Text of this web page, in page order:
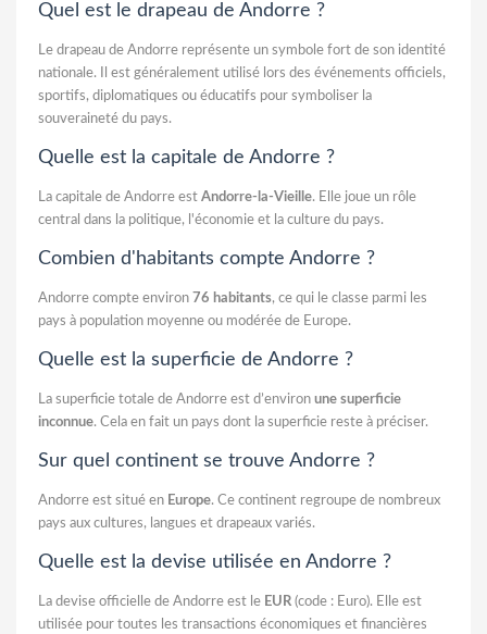
Quel est le drapeau de Andorre ?
Le drapeau de Andorre représente un symbole fort de son identité
nationale. Il est généralement utilisé lors des événements officiels,
sportifs, diplomatiques ou éducatifs pour symboliser la
souveraineté du pays.
Quelle est la capitale de Andorre ?
La capitale de Andorre est Andorre-la-Vieille. Elle joue un rôle
central dans la politique, l'économie et la culture du pays.
Combien d'habitants compte Andorre ?
Andorre compte environ 76 habitants, ce qui le classe parmi les
pays à population moyenne ou modérée de Europe.
Quelle est la superficie de Andorre ?
La superficie totale de Andorre est d’environ une superficie
inconnue. Cela en fait un pays dont la superficie reste à préciser.
Sur quel continent se trouve Andorre ?
Andorre est situé en Europe. Ce continent regroupe de nombreux
pays aux cultures, langues et drapeaux variés.
Quelle est la devise utilisée en Andorre ?
La devise officielle de Andorre est le EUR (code : Euro). Elle est
utilisée pour toutes les transactions économiques et financières